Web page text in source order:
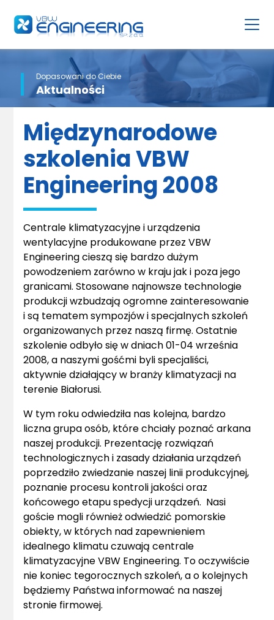
Dopasowani do Ciebie
Aktualności
Międzynarodowe
szkolenia VBW
Engineering 2008
Centrale klimatyzacyjne i urządzenia
wentylacyjne produkowane przez VBW
Engineering cieszą się bardzo dużym
powodzeniem zarówno w kraju jak i poza jego
granicami. Stosowane najnowsze technologie
produkcji wzbudzają ogromne zainteresowanie
i są tematem sympozjów i specjalnych szkoleń
organizowanych przez naszą firmę. Ostatnie
szkolenie odbyło się w dniach 01-04 września
2008, a naszymi gośćmi byli specjaliści,
aktywnie działający w branży klimatyzacji na
terenie Białorusi.
W tym roku odwiedziła nas kolejna, bardzo
liczna grupa osób, które chciały poznać arkana
naszej produkcji. Prezentację rozwiązań
technologicznych i zasady działania urządzeń
poprzedziło zwiedzanie naszej linii produkcyjnej,
poznanie procesu kontroli jakości oraz
końcowego etapu spedycji urządzeń. Nasi
goście mogli również odwiedzić pomorskie
obiekty, w których nad zapewnieniem
idealnego klimatu czuwają centrale
klimatyzacyjne VBW Engineering. To oczywiście
nie koniec tegorocznych szkoleń, a o kolejnych
będziemy Państwa informować na naszej
stronie firmowej.